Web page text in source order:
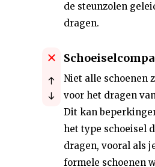
de steunzolen
dragen.
Niet alle schoenen
voor het dragen
Dit kan
het type schoeisel
dragen, vooral als
formele schoenen